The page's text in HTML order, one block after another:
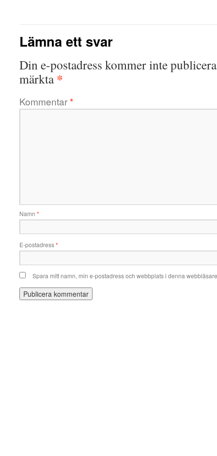
Lämna ett svar
Din e-postadress kommer inte
märkta*
Kommentar*
Namn *
E-postadress*
Spara mitt namn, min e-postadress och webbplats i denna